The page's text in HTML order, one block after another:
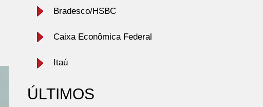
Bradesco/HSBC
Caixa Econômica Federal
Itaú
ÚLTIMOS